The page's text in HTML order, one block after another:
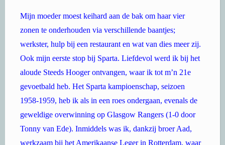
Mijn moeder moest keihard aan de bak om haar vier
zonen te onderhouden via verschillende baantjes;
werkster, hulp bij een restaurant en wat van dies meer zij.
Ook mijn eerste stop bij Sparta. Liefdevol werd ik bij het
aloude Steeds Hooger ontvangen, waar ik tot m’n 21e
gevoetbald heb. Het Sparta kampioenschap, seizoen
1958-1959, heb ik als in een roes ondergaan, evenals de
geweldige overwinning op Glasgow Rangers (1-0 door
Tonny van Ede). Inmiddels was ik, dankzij broer Aad,
werkzaam bij het Amerikaanse Leger in Rotterdam, waar